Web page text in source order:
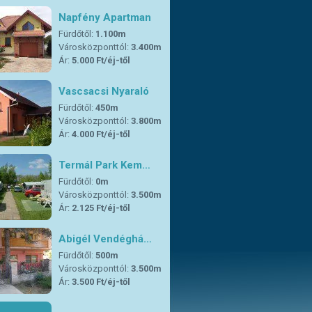
Napfény Apartman
Fürdőtől: 1.100m
Városközponttól: 3.400m
Ár: 5.000 Ft/éj-től
Vascsacsi Nyaraló
Fürdőtől: 450m
Városközponttól: 3.800m
Ár: 4.000 Ft/éj-től
Termál Park Kem…
Fürdőtől: 0m
Városközponttól: 3.500m
Ár: 2.125 Ft/éj-től
Abigél Vendéghá…
Fürdőtől: 500m
Városközponttól: 3.500m
Ár: 3.500 Ft/éj-től